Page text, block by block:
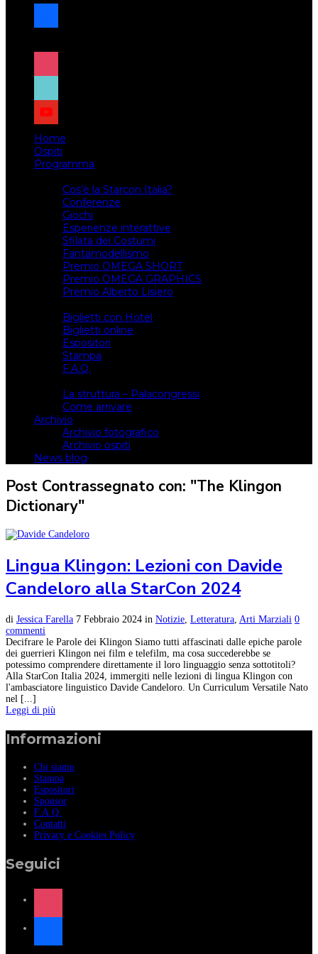
facebook
x
instagram
tiktok
youtube
Home
Ospiti
Programma
Cos’è la Starcon Italia?
Conferenze
Giochi
Esperienze interattive
Sfilata dei Costumi
Fantamodellismo
Premio OMEGA SHORT
Premio OMEGA GRAPHICS
Premio Alberto Lisiero
Biglietti con Hotel
Biglietti online
Espositori
Stampa
F.A.Q.
La struttura – Palacongressi
Come arrivare
Archivio
Archivio fotografico
Archivio ospiti
News blog
Post Contrassegnato con: "The Klingon
Dictionary"
Lingua Klingon: Lezioni con Davide
Candeloro alla StarCon 2024
di Jessica Farella 7 Febbraio 2024 in Notizie Letteratura Arti Marziali 0
commenti
Decifrare le Parole dei Klingon Siamo tutti affascinati dalle epiche parole
dei guerrieri Klingon nei film e telefilm, ma cosa succederebbe se
potessimo comprendere direttamente il loro linguaggio senza sottotitoli?
Alla StarCon Italia 2024, immergiti nelle lezioni di lingua Klingon con
l'ambasciatore linguistico Davide Candeloro. Un Curriculum Versatile Nato
nel [...]
Leggi di più
Informazioni
Chi siamo
Stampa
Espositori
Sponsor
F.A.Q.
Contatti
Privacy e Cookies Policy
Seguici
instagram
facebook
x